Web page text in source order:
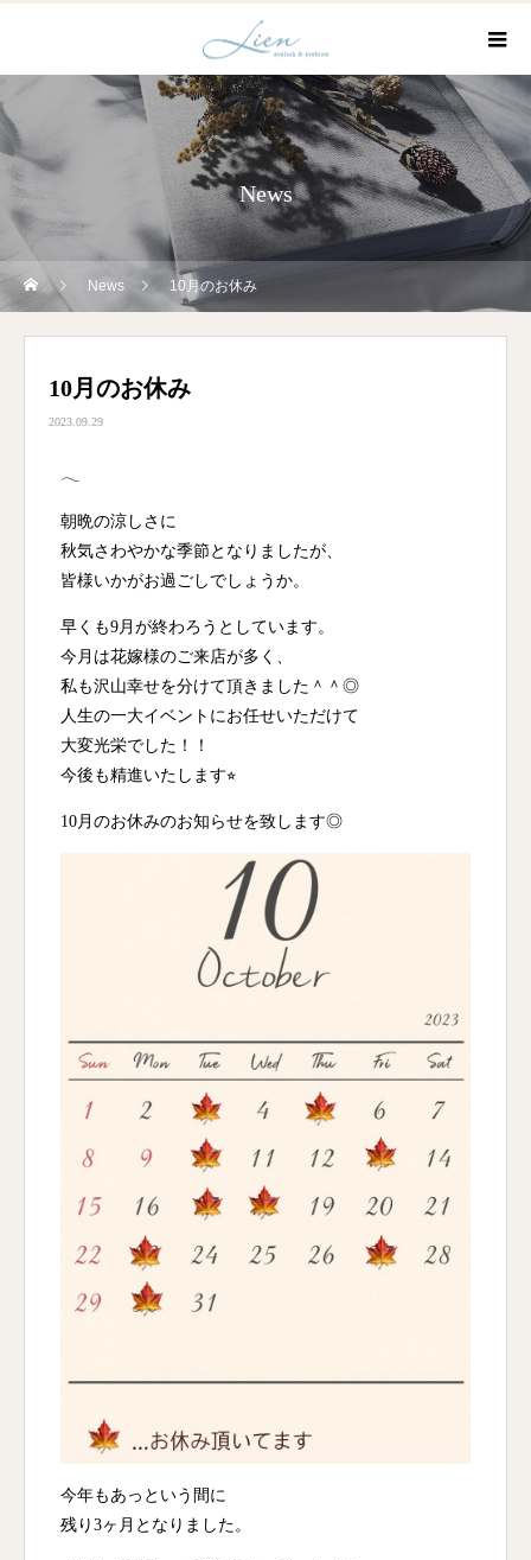
News
News 10月のお休み
10月のお休み
2023.09.29
𓂃
朝晩の涼しさに
秋気さわやかな季節となりましたが、
皆様いかがお過ごしでしょうか。
早くも9月が終わろうとしています。
今月は花嫁様のご来店が多く、
私も沢山幸せを分けて頂きました＾＾◎
人生の一大イベントにお任せいただけて
大変光栄でした！！
今後も精進いたします⭐︎
10月のお休みのお知らせを致します◎
今年もあっという間に
残り3ヶ月となりました。